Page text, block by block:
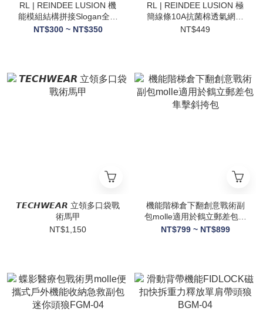
RL | REINDEE LUSION 機
能模組結構拼接Slogan全棉
短長襪4色
NT$300 ~ NT$350
RL | REINDEE LUSION 極
簡線條10A抗菌棉透氣網結
構Slogan長襪2色
NT$449
𝙏𝙀𝘾𝙃𝙒𝙀𝘼𝙍 立領多口袋戰
術馬甲
NT$1,150
機能階梯倉下翻創意戰術副
包molle適用於鶴立郵差包隼
擊斜挎包
NT$799 ~ NT$899